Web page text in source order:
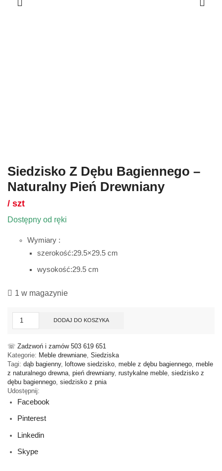
Siedzisko Z Dębu Bagiennego –
Naturalny Pień Drewniany
/ szt
Dostępny od ręki
Wymiary :
szerokość:29.5×29.5 cm
wysokość:29.5 cm
1 w magazynie
Siedzisko
Dębu
Bagiennego
Naturalny
Pień
Drewniany
DODAJ DO KOSZYKA
☏ Zadzwoń i zamów 503 619 651
Kategorie: Meble drewniane Siedziska
Tagi: dąb bagienny, loftowe siedzisko meble z dębu bagiennego meble
z naturalnego drewna pień drewniany, rustykalne meble siedzisko z
dębu bagiennego siedzisko z pnia
Udostępnij:
Facebook
Pinterest
Linkedin
Skype